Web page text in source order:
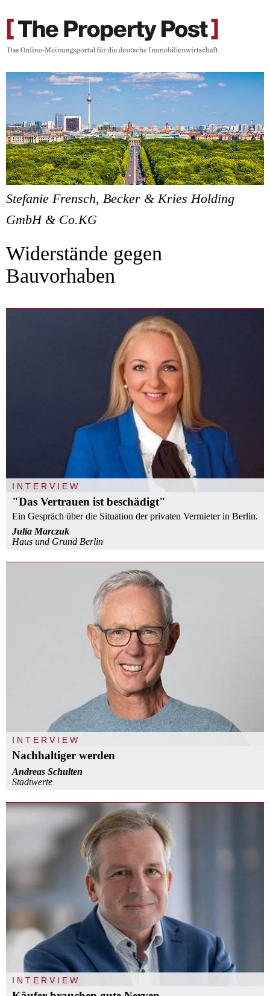
Stefanie Frensch, Becker & Kries Holding
GmbH & Co.KG
Widerstände gegen
Bauvorhaben
INTERVIEW
"Das Vertrauen ist beschädigt"
Ein Gespräch über die Situation der privaten Vermieter in Berlin.
Julia Marczuk
Haus und Grund Berlin
INTERVIEW
Nachhaltiger werden
Andreas Schulten
Stadtwerte
INTERVIEW